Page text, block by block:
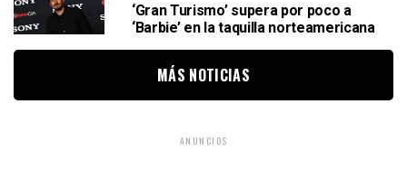
‘Gran Turismo’ supera por poco a
‘Barbie’ en la taquilla norteamericana
MÁS NOTICIAS
ANUNCIOS